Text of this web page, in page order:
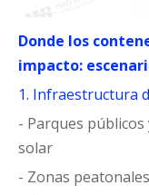
Donde los
impacto:
1. Infraestructura
- Parques
solar
- Zonas